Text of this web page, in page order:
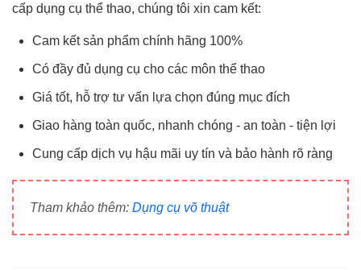
cấp dụng cụ thể thao, chúng tôi xin cam kết:
Cam kết sản phẩm chính hãng 100%
Có đầy đủ dụng cụ cho các môn thể thao
Giá tốt, hỗ trợ tư vấn lựa chọn đúng mục đích
Giao hàng toàn quốc, nhanh chóng - an toàn - tiện lợi
Cung cấp dịch vụ hậu mãi uy tín và bảo hành rõ ràng
Tham khảo thêm: Dụng cụ võ thuật